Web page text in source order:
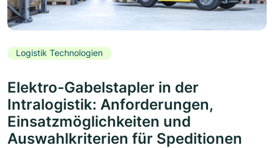
Logistik Technologien
Elektro-Gabelstapler in der
Intralogistik: Anforderungen,
Einsatzmöglichkeiten und
Auswahlkriterien für Speditionen